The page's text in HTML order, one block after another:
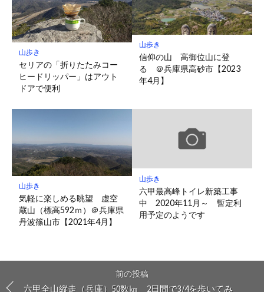
山歩き
セリアの「折りたたみコー
ヒードリッパー」はアウト
ドアで便利
山歩き
信仰の山 高御位山に登
る ＠兵庫県高砂市【2023
年4月】
山歩き
気軽に楽しめる眺望 虚空
蔵山（標高592ｍ）＠兵庫県
丹波篠山市【2021年4月】
山歩き
六甲最高峰トイレ新築工事
中 2020年11月～ 暫定利
用予定のようです
前の投稿
六甲全山縦走（兵庫）50数㎞ 2日間で3/4を歩いてみ